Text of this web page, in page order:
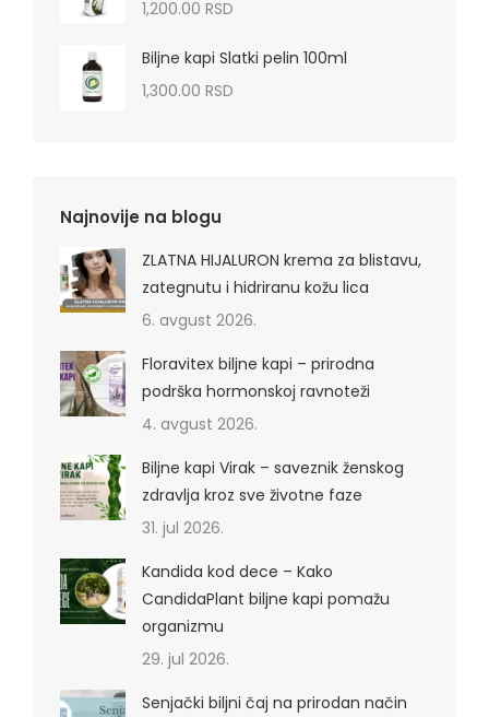
1,200.00 RSD
Biljne kapi Slatki pelin 100ml
1,300.00 RSD
Najnovije na blogu
ZLATNA HIJALURON krema za blistavu,
zategnutu i hidriranu kožu lica
6. avgust 2026.
Floravitex biljne kapi – prirodna
podrška hormonskoj ravnoteži
4. avgust 2026.
Biljne kapi Virak – saveznik ženskog
zdravlja kroz sve životne faze
31. jul 2026.
Kandida kod dece – Kako
CandidaPlant biljne kapi pomažu
organizmu
29. jul 2026.
Senjački biljni čaj na prirodan način